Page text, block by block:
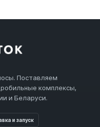
Поставляем
комплексы,
и Беларуси.
и запуск